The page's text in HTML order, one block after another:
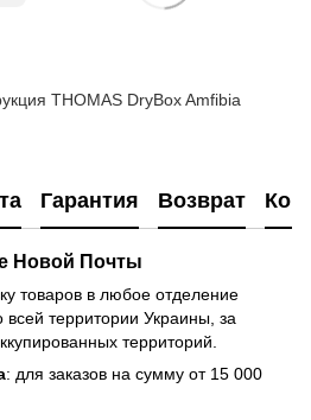
THOMAS DryBox Amfibia
Гарантия Возврат
Новой Почты
товаров в любое отделение
территории Украины, за
территорий.
: для заказов на сумму от 15 000